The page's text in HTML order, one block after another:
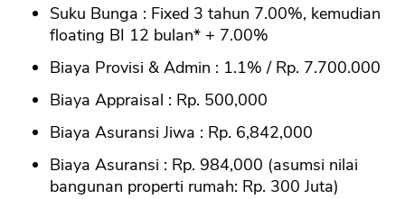
Suku Bunga : Fixed 3 tahun 7.00%, kemudian
floating BI 12 bulan* + 7.00%
Biaya Provisi & Admin : 1.1% / Rp. 7.700.000
Biaya Appraisal : Rp. 500,000
Biaya Asuransi Jiwa : Rp. 6,842,000
Biaya Asuransi : Rp. 984,000 (asumsi nilai
bangunan properti rumah: Rp. 300 Juta)